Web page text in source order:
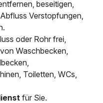
beseitigen,
Verstopfungen,
oder Rohr frei,
Waschbecken,
Toiletten, WCs,
für Sie.